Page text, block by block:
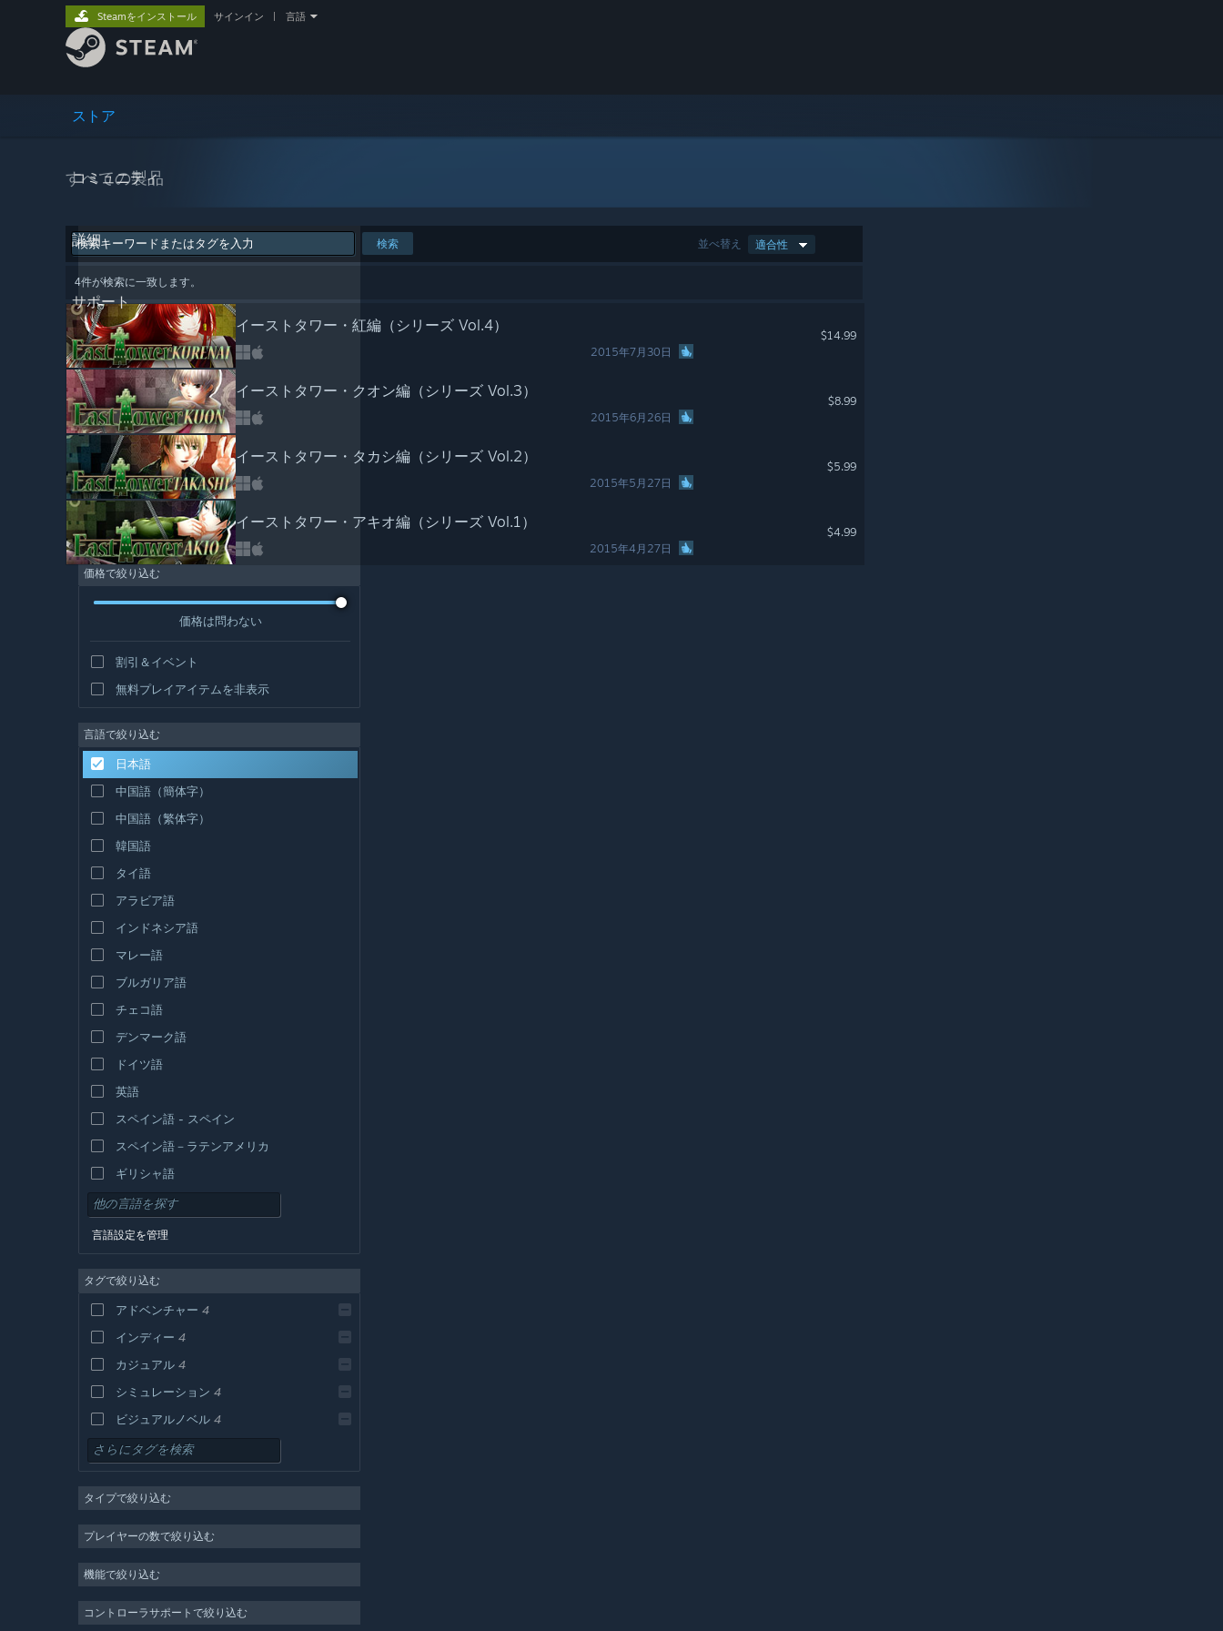
ストア
コミュニティ
詳細
サポート
Steamをインストール サインイン 言語
すべての製品
並べ替え 適合性
検索
4件が検索に一致します。
イーストタワー・紅編（シリーズ Vol.4）
2015年7月30日
$14.99
イーストタワー・クオン編（シリーズ Vol.3）
2015年6月26日
$8.99
イーストタワー・タカシ編（シリーズ Vol.2）
2015年5月27日
$5.99
イーストタワー・アキオ編（シリーズ Vol.1）
2015年4月27日
$4.99
価格で絞り込む
価格は問わない
割引＆イベント
無料プレイアイテムを非表示
言語で絞り込む
日本語
中国語（簡体字）
中国語（繁体字）
韓国語
タイ語
アラビア語
インドネシア語
マレー語
ブルガリア語
チェコ語
デンマーク語
ドイツ語
英語
スペイン語 - スペイン
スペイン語－ラテンアメリカ
ギリシャ語
言語設定を管理
タグで絞り込む
アドベンチャー 4
インディー 4
カジュアル 4
シミュレーション 4
ビジュアルノベル 4
乙女 4
アクション
デザイン＆イラストレーション
無料プレイ
RPG
タイプで絞り込む
プレイヤーの数で絞り込む
機能で絞り込む
コントローラサポートで絞り込む